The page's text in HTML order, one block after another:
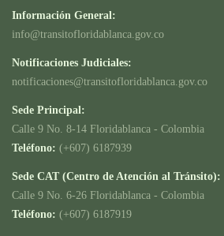
Información General:
info@transitofloridablanca.gov.co
Notificaciones Judiciales:
notificaciones@transitofloridablanca.gov.co
Sede Principal:
Calle 9 No. 8-14 Floridablanca - Colombia
Teléfono: (+607) 6187939
Sede CAT (Centro de Atención al Tránsito):
Calle 9 No. 6-26 Floridablanca - Colombia
Teléfono: (+607) 6187919